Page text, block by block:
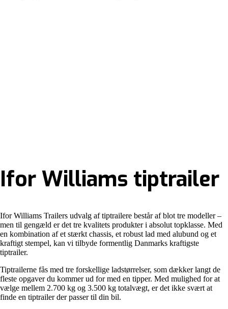
Ifor Williams tiptrailer
Ifor Williams Trailers udvalg af tiptrailere består af blot tre modeller –
men til gengæld er det tre kvalitets produkter i absolut topklasse. Med
en kombination af et stærkt chassis, et robust lad med alubund og et
kraftigt stempel, kan vi tilbyde formentlig Danmarks kraftigste
tiptrailer.
Tiptrailerne fås med tre forskellige ladstørrelser, som dækker langt de
fleste opgaver du kommer ud for med en tipper. Med mulighed for at
vælge mellem 2.700 kg og 3.500 kg totalvægt, er det ikke svært at
finde en tiptrailer der passer til din bil.